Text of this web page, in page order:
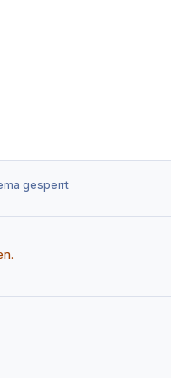
gesperrt